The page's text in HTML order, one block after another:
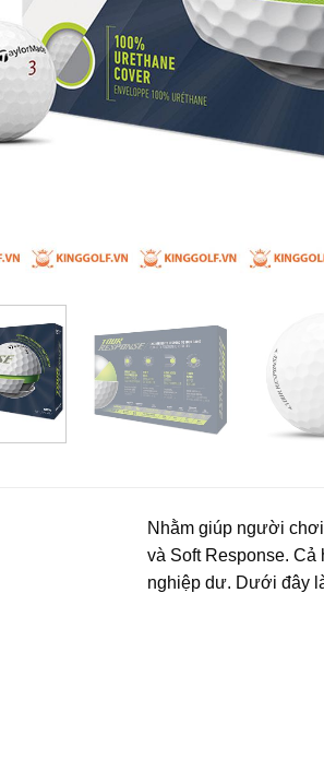
Nhằm giúp người
và Soft Response.
nghiệp dư. Dưới đây